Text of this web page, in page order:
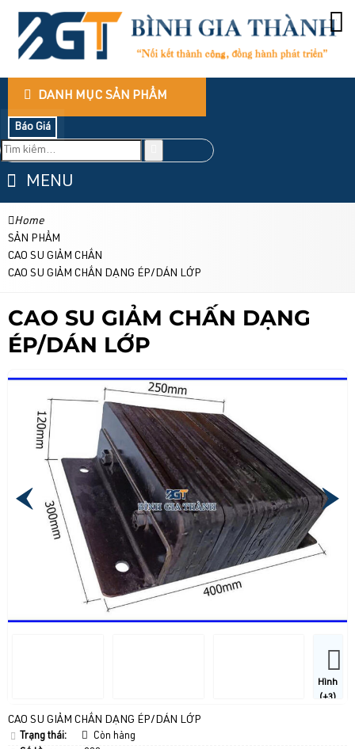
DANH MỤC SẢN PHẨM
Báo Giá
MENU
Home
SẢN PHẨM
CAO SU GIẢM CHẤN
CAO SU GIẢM CHẤN DẠNG ÉP/DÁN LỚP
CAO SU GIẢM CHẤN DẠNG
ÉP/DÁN LỚP
Hình
(+3)
CAO SU GIẢM CHẤN DẠNG ÉP/DÁN LỚP
Trạng thái:
Còn hàng